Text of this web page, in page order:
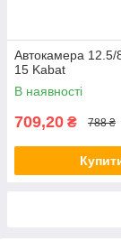
Автокамера 12.5/
15 Kabat
В наявності
709,20 ₴ 788 ₴